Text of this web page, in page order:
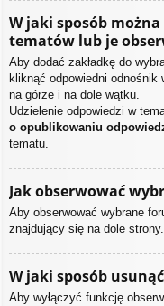
W jaki sposób
tematów lub je
Aby dodać zakładkę do
kliknąć odpowiedni odnośnik
na górze i na dole wątku.
Udzielenie odpowiedzi w
o opublikowaniu
tematu.
Jak obserwować
Aby obserwować wybrane
znajdujący się na dole strony.
W jaki sposób
Aby wyłączyć funkcję